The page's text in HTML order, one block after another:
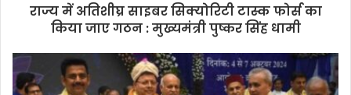
राज्य में अतिशीघ्र साइबर सिक्योरिटी टास्क फोर्स का
किया जाए गठन : मुख्यमंत्री पुष्कर सिंह धामी